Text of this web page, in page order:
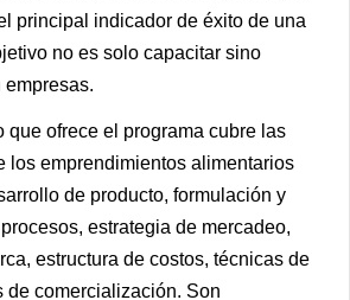
principal indicador de éxito de una
no es solo capacitar sino
empresas.
que ofrece el programa cubre las
los emprendimientos alimentarios
de producto, formulación y
estrategia de mercadeo,
estructura de costos, técnicas de
de comercialización. Son